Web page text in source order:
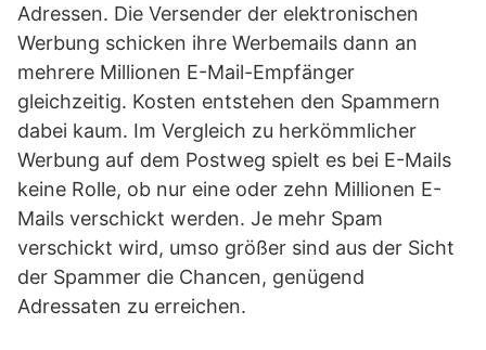
Adressen. Die Versender der elektronischen
Werbung schicken ihre Werbemails dann an
mehrere Millionen E-Mail-Empfänger
gleichzeitig. Kosten entstehen den Spammern
dabei kaum. Im Vergleich zu herkömmlicher
Werbung auf dem Postweg spielt es bei E-Mails
keine Rolle, ob nur eine oder zehn Millionen E-
Mails verschickt werden. Je mehr Spam
verschickt wird, umso größer sind aus der Sicht
der Spammer die Chancen, genügend
Adressaten zu erreichen.